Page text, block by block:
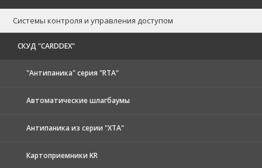
Системы контроля и управления доступом
CКУД "CARDDEX"
"Антипаника" серия "RTA"
Автоматические шлагбаумы
Антипаника из серии "XTA"
Картоприемники KR